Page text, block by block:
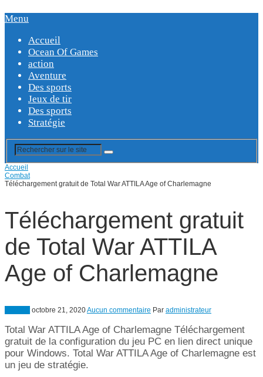
Menu
Accueil
Ocean Of Games
action
Aventure
Des sports
Jeux de tir
Des sports
Stratégie
Accueil
Combat
Téléchargement gratuit de Total War ATTILA Age of Charlemagne
Téléchargement gratuit
de Total War ATTILA
Age of Charlemagne
octobre 21, 2020Aucun commentaire Par administrateur
Total War ATTILA Age of Charlemagne Téléchargement
gratuit de la configuration du jeu PC en lien direct unique
pour Windows. Total War ATTILA Age of Charlemagne est
un jeu de stratégie.